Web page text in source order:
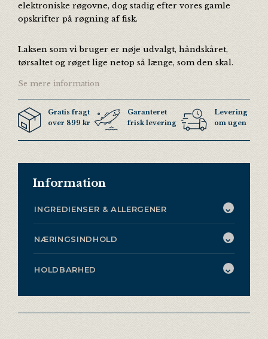
elektroniske røgovne, dog stadig efter vores gamle
opskrifter på røgning af fisk.
Laksen som vi bruger er nøje udvalgt, håndskåret,
tørsaltet og røget lige netop så længe, som den skal.
Se mere information
Gratis fragt
over 899 kr
Garanteret
frisk levering
Levering 3
om ugen
Information
INGREDIENSER & ALLERGENER
NÆRINGSINDHOLD
HOLDBARHED